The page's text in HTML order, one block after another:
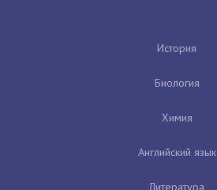
История
Биология
Химия
Английский язык
Литература